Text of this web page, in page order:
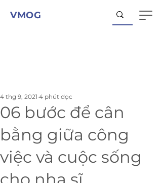
VMOG
06 bước để cân
bằng giữa công
việc và cuộc sống
4 thg 9, 2021 4 phút đọc